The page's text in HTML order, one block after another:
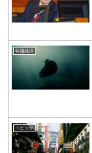
韓国経済
トピック